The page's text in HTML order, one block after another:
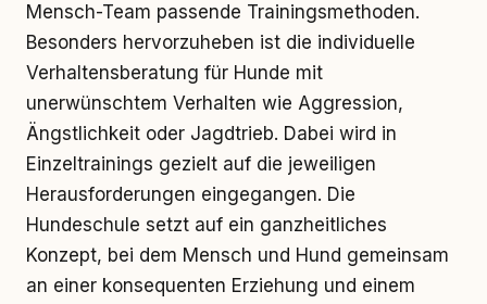
Mensch-Team passende Trainingsmethoden.
Besonders hervorzuheben ist die individuelle
Verhaltensberatung für Hunde mit
unerwünschtem Verhalten wie Aggression,
Ängstlichkeit oder Jagdtrieb. Dabei wird in
Einzeltrainings gezielt auf die jeweiligen
Herausforderungen eingegangen. Die
Hundeschule setzt auf ein ganzheitliches
Konzept, bei dem Mensch und Hund gemeinsam
an einer konsequenten Erziehung und einem